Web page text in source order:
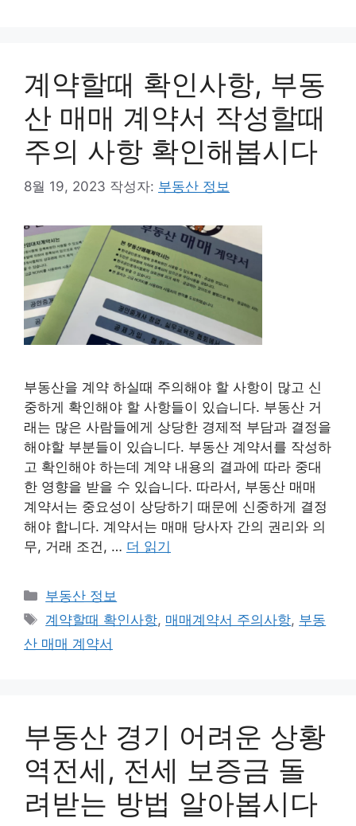
계약할때 확인사항, 부동
산 매매 계약서 작성할때
주의 사항 확인해봅시다
8월 19, 2023 작성자: 부동산 정보
부동산을 계약 하실때 주의해야 할 사항이 많고 신
중하게 확인해야 할 사항들이 있습니다. 부동산 거
래는 많은 사람들에게 상당한 경제적 부담과 결정을
해야할 부분들이 있습니다. 부동산 계약서를 작성하
고 확인해야 하는데 계약 내용의 결과에 따라 중대
한 영향을 받을 수 있습니다. 따라서, 부동산 매매
계약서는 중요성이 상당하기 때문에 신중하게 결정
해야 합니다. 계약서는 매매 당사자 간의 권리와 의
무, 거래 조건, … 더 읽기
카
테
고
리
부동산 정보
태
그
계약할때 확인사항, 매매계약서 주의사항, 부동
산 매매 계약서
부동산 경기 어려운 상황
역전세, 전세 보증금 돌
려받는 방법 알아봅시다